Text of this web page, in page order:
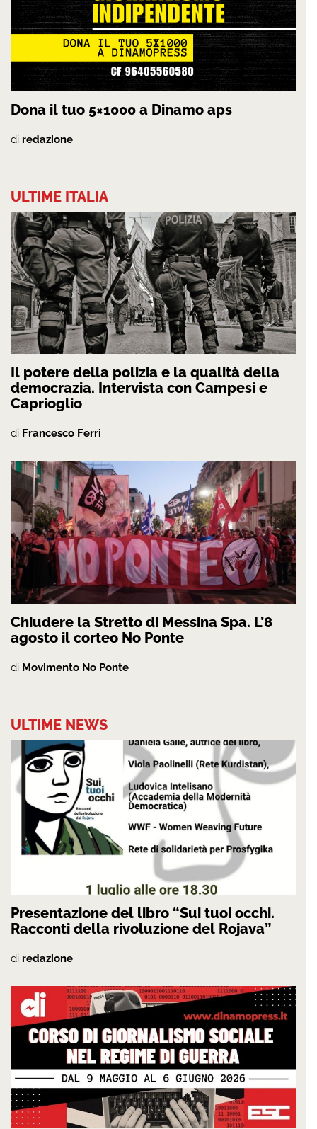
Dona il tuo 5×1000 a Dinamo aps
di redazione
ULTIME ITALIA
Il potere della polizia e la qualità della
democrazia. Intervista con Campesi e
Caprioglio
di Francesco Ferri
Chiudere la Stretto di Messina Spa. L’8
agosto il corteo No Ponte
di Movimento No Ponte
ULTIME NEWS
Presentazione del libro “Sui tuoi occhi.
Racconti della rivoluzione del Rojava”
di redazione